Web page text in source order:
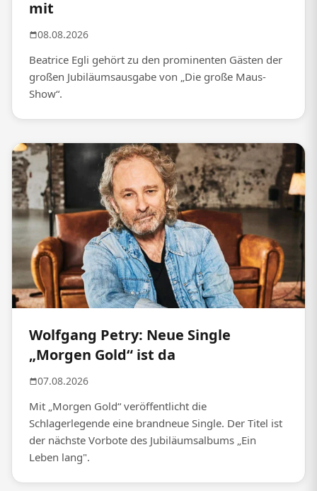
mit
08.08.2026
Beatrice Egli gehört zu den prominenten Gästen der
großen Jubiläumsausgabe von „Die große Maus-
Show“.
Wolfgang Petry: Neue Single
„Morgen Gold“ ist da
07.08.2026
Mit „Morgen Gold“ veröffentlicht die
Schlagerlegende eine brandneue Single. Der Titel ist
der nächste Vorbote des Jubiläumsalbums „Ein
Leben lang".